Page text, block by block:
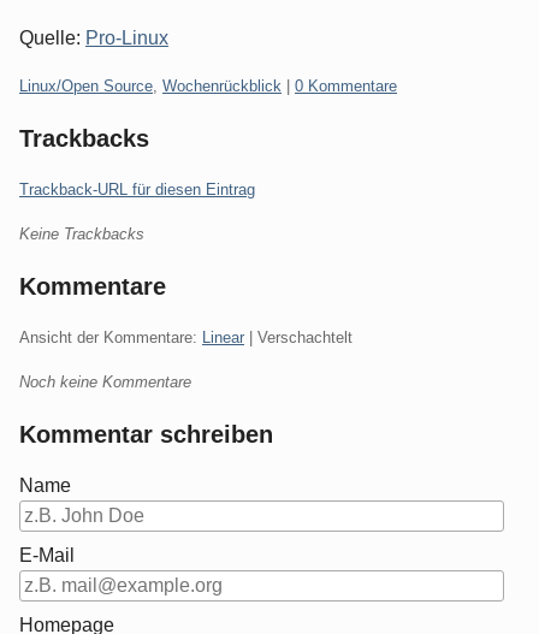
Quelle: Pro-Linux
Kategorien:
Linux/Open Source, Wochenrückblick 0 Kommentare
Trackbacks
Trackback-URL für diesen Eintrag
Keine Trackbacks
Kommentare
Ansicht der Kommentare: Linear | Verschachtelt
Noch keine Kommentare
Kommentar schreiben
Name
E-Mail
Homepage